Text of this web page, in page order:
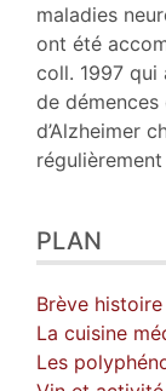
maladies
ont été
coll. 1997
de démences
d’Alzheimer
PLAN
Brève
La cuisine
Les